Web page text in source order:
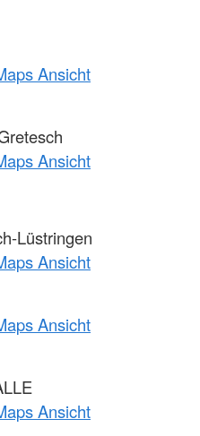
Ansicht
Ansicht
Lüstringen
Ansicht
Ansicht
Ansicht